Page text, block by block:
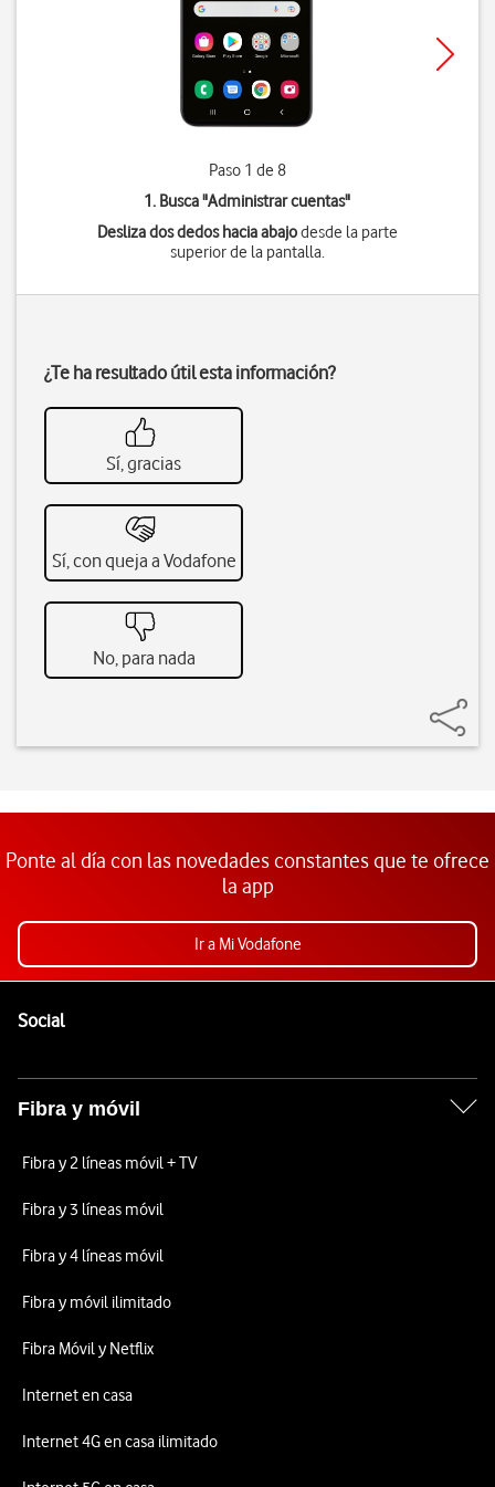
Paso 1 de 8
1. Busca "Administrar cuentas"
Desliza dos dedos hacia abajodesde la parte
superior de la pantalla.
¿Te ha resultado útil esta información?
Sí, gracias
Sí, con queja a Vodafone
No, para nada
Ponte al día con las novedades constantes que te ofrece
la app
Ir a Mi Vodafone
SocialEnlaces a las redes sociales de Vodafone
Fibra y móvil
Fibra y 2 líneas móvil + TV
Fibra y 3 líneas móvil
Fibra y 4 líneas móvil
Fibra y móvil ilimitado
Fibra Móvil y Netflix
Internet en casa
Internet 4G en casa ilimitado